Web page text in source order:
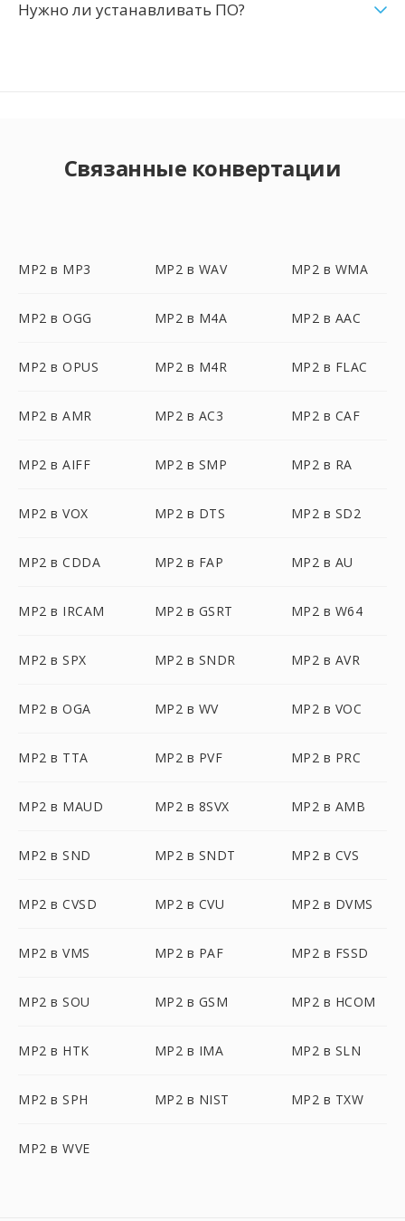
Нужно ли устанавливать ПО?
Связанные конвертации
MP2 в MP3 MP2 в WAV MP2 в WMA
MP2 в OGG MP2 в M4A MP2 в AAC
MP2 в OPUS MP2 в M4R MP2 в FLAC
MP2 в AMR MP2 в AC3 MP2 в CAF
MP2 в AIFF MP2 в SMP MP2 в RA
MP2 в VOX MP2 в DTS MP2 в SD2
MP2 в CDDA MP2 в FAP MP2 в AU
MP2 в IRCAM MP2 в GSRT MP2 в W64
MP2 в SPX MP2 в SNDR MP2 в AVR
MP2 в OGA MP2 в WV MP2 в VOC
MP2 в TTA MP2 в PVF MP2 в PRC
MP2 в MAUD MP2 в 8SVX MP2 в AMB
MP2 в SND MP2 в SNDT MP2 в CVS
MP2 в CVSD MP2 в CVU MP2 в DVMS
MP2 в VMS MP2 в PAF MP2 в FSSD
MP2 в SOU MP2 в GSM MP2 в HCOM
MP2 в HTK MP2 в IMA MP2 в SLN
MP2 в SPH MP2 в NIST MP2 в TXW
MP2 в WVE